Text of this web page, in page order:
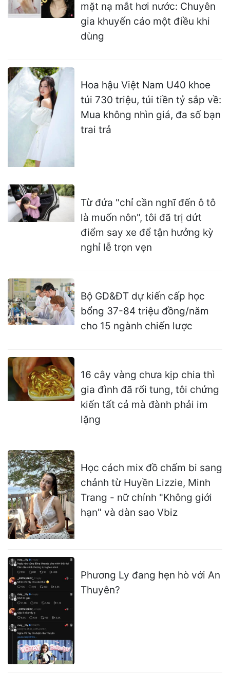
mặt nạ mắt hơi nước: Chuyên
gia khuyến cáo một điều khi
dùng
Hoa hậu Việt Nam U40 khoe
túi 730 triệu, túi tiền tỷ sắp về:
Mua không nhìn giá, đa số bạn
trai trả
Từ đứa "chỉ cần nghĩ đến ô tô
là muốn nôn", tôi đã trị dứt
điểm say xe để tận hưởng kỳ
nghỉ lễ trọn vẹn
Bộ GD&ĐT dự kiến cấp học
bổng 37-84 triệu đồng/năm
cho 15 ngành chiến lược
16 cây vàng chưa kịp chia thì
gia đình đã rối tung, tôi chứng
kiến tất cả mà đành phải im
lặng
Học cách mix đồ chấm bi sang
chảnh từ Huyền Lizzie, Minh
Trang - nữ chính "Không giới
hạn" và dàn sao Vbiz
Phương Ly đang hẹn hò với An
Thuyên?